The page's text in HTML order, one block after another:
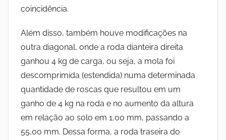
coincidência.
Além disso, também houve modificações na
outra diagonal, onde a roda dianteira direita
ganhou 4 kg de carga, ou seja, a mola foi
descomprimida (estendida) numa determinada
quantidade de roscas que resultou em um
ganho de 4 kg na roda e no aumento da altura
em relação ao solo em 1,00 mm, passando a
55,00 mm. Dessa forma, a roda traseira do